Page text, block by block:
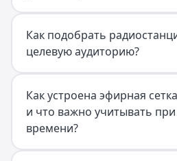
Как подобрать
целевую аудиторию?
Как устроена эфирная
и что важно учитывать
времени?